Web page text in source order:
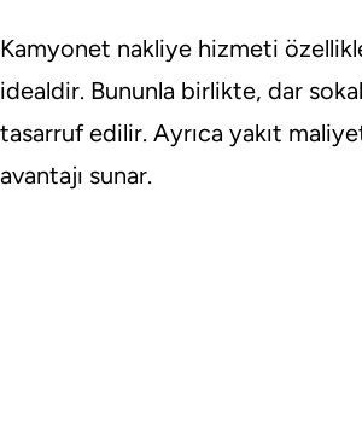
Kamyonet nakliye hizmeti
idealdir. Bununla birlikte, dar
tasarruf edilir. Ayrıca yakıt
avantajı sunar.